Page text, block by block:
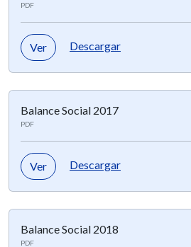
PDF
Ver Descargar
Balance Social 2017
PDF
Ver Descargar
Balance Social 2018
PDF